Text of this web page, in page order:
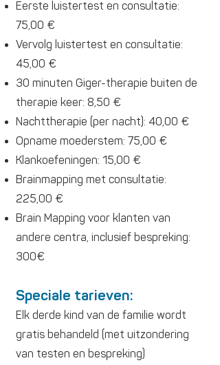
Eerste luistertest en consultatie:
75,00 €
Vervolg luistertest en consultatie:
45,00 €
30 minuten Giger-therapie buiten de
therapie keer: 8,50 €
Nachttherapie (per nacht): 40,00 €
Opname moederstem: 75,00 €
Klankoefeningen: 15,00 €
Brainmapping met consultatie:
225,00 €
Brain Mapping voor klanten van
andere centra, inclusief bespreking:
300€
Speciale tarieven:
Elk derde kind van de familie wordt
gratis behandeld (met uitzondering
van testen en bespreking)